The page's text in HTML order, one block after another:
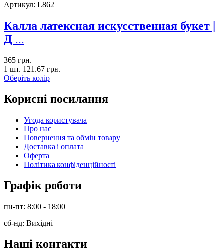
Артикул: L862
Калла латексная искусственная букет |
Д ...
365 грн.
1 шт. 121.67 грн.
Оберіть колір
Корисні посилання
Угода користувача
Про нас
Повернення та обмін товару
Доставка і оплата
Оферта
Політика конфіденційності
Графік роботи
пн-пт: 8:00 - 18:00
сб-нд: Вихідні
Наші контакти